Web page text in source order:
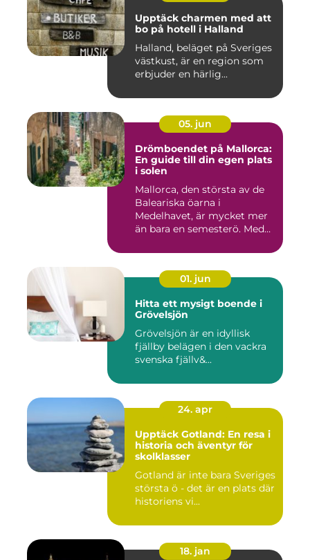
Upptäck charmen med att
bo på hotell i Halland
Halland, beläget på Sveriges
västkust, är en region som
erbjuder en härlig...
05. jun
Drömboendet på Mallorca:
En guide till din egen plats
i solen
Mallorca, den största av de
Baleariska öarna i
Medelhavet, är mycket mer
än bara en semesterö. Med
01. jun
Hitta ett mysigt boende i
Grövelsjön
Grövelsjön är en idyllisk
fjällby belägen i den vackra
svenska fjällv&...
24. apr
Upptäck Gotland: En resa i
historia och äventyr för
skolklasser
Gotland är inte bara Sveriges
största ö - det är en plats där
historiens vi...
18. jan